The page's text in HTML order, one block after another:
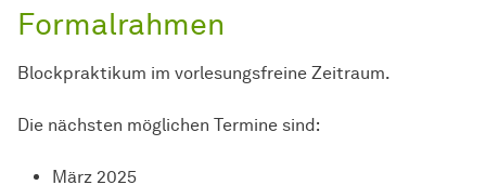
Formalrahmen
Blockpraktikum im vorlesungsfreine Zeitraum.
Die nächsten möglichen Termine sind:
März 2025